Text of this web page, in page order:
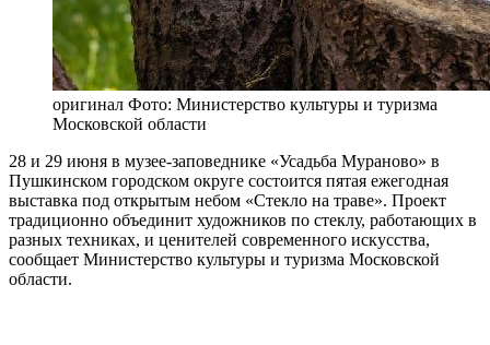
оригинал Фото: Министерство культуры и туризма
Московской области
28 и 29 июня в музее-заповеднике «Усадьба Мураново» в
Пушкинском городском округе состоится пятая ежегодная
выставка под открытым небом «Стекло на траве». Проект
традиционно объединит художников по стеклу, работающих в
разных техниках, и ценителей современного искусства,
сообщает Министерство культуры и туризма Московской
области.